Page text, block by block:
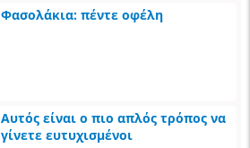
Φασολάκια: πέντε οφέλη
Αυτός είναι ο πιο απλός τρόπος να
γίνετε ευτυχισμένοι